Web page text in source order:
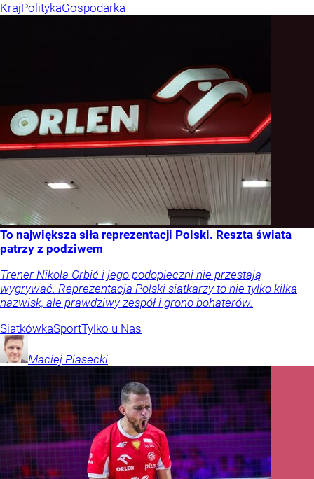
KrajPolitykaGospodarka
To największa siła reprezentacji Polski. Reszta świata
patrzy z podziwem
Trener Nikola Grbić i jego podopieczni nie przestają
wygrywać. Reprezentacja Polski siatkarzy to nie tylko kilka
nazwisk, ale prawdziwy zespół i grono bohaterów.
SiatkówkaSportTylko u Nas
Maciej Piasecki